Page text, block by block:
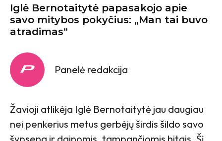
Iglė Bernotaitytė papasakojo apie
savo mitybos pokyčius: „Man tai buvo
atradimas“
Panelė redakcija
Žavioji atlikėja Iglė Bernotaitytė jau daugiau
nei penkerius metus gerbėjų širdis šildo savo